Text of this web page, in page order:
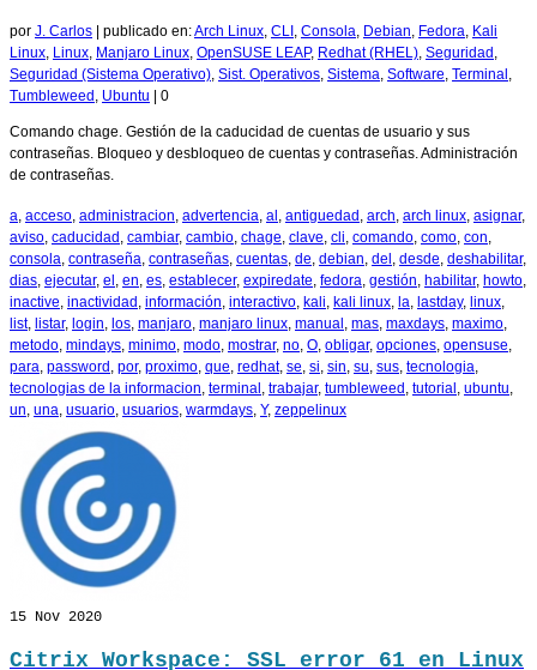
por J. Carlos | publicado en:Arch Linux CLI Consola Debian Fedora Kali
Linux Linux Manjaro Linux OpenSUSE LEAP, Redhat (RHEL) Seguridad
Seguridad (Sistema Operativo) Sist. Operativos Sistema Software Terminal
Tumbleweed Ubuntu | 0
Comando chage. Gestión de la caducidad de cuentas de usuario y sus
contraseñas. Bloqueo y desbloqueo de cuentas y contraseñas. Administración
de contraseñas.
a acceso administracion advertencia al antiguedad arch arch linux asignar,
aviso caducidad cambiar, cambio chage clave cli comando como con
consola contraseña contraseñas cuentas de debian del desde deshabilitar,
dias ejecutar, el en es establecer, expiredate fedora gestión habilitar, howto
inactive inactividad información interactivo kali kali linux la lastday, linux
list, listar, login los manjaro manjaro linux manual mas maxdays maximo
metodo mindays minimo modo mostrar, no O obligar, opciones opensuse
para password por, proximo que redhat, se si sin su sus tecnologia
tecnologias de la informacion terminal trabajar, tumbleweed tutorial ubuntu
un una usuario usuarios warmdays Y, zeppelinux
15 Nov 2020
Citrix Workspace: SSL error 61 en Linux